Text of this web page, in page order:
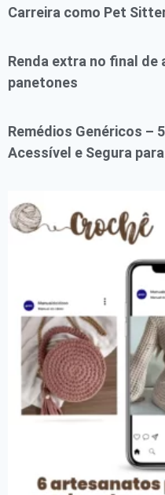
Carreira como Pet
Renda extra no final de
panetones
Remédios Genéricos –
Acessível e Segura